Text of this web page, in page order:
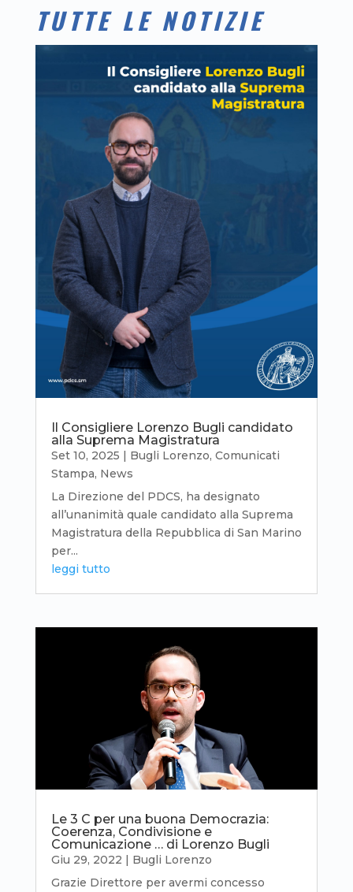
TUTTE LE NOTIZIE
Il Consigliere Lorenzo Bugli candidato
alla Suprema Magistratura
Set 10, 2025 Bugli Lorenzo, Comunicati
Stampa, News
La Direzione del PDCS, ha designato
all’unanimità quale candidato alla Suprema
Magistratura della Repubblica di San Marino
per...
leggi tutto
Le 3 C per una buona Democrazia:
Coerenza, Condivisione e
Comunicazione … di Lorenzo Bugli
Giu 29, 2022 | Bugli Lorenzo
Grazie Direttore per avermi concesso